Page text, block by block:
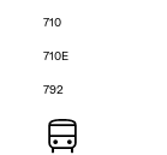
710
710E
792